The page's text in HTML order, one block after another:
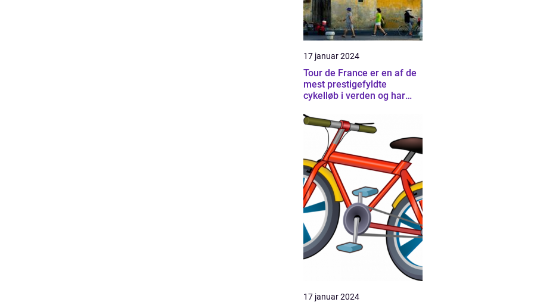
17 januar 2024
Tour de France er en af de
mest prestigefyldte
cykelløb i verden og har
sports- og fritidsentusiaster
i årtier
17 januar 2024